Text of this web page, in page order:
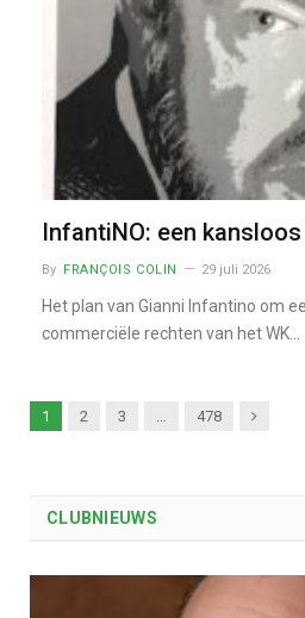
InfantiNO: een
By FRANÇOIS COLIN 29 juli 2026
Het plan van Gianni Infantino om
commerciële rechten van het WK…
1 2 3 … 478 Next
CLUBNIEUWS